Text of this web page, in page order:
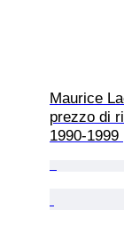
Maurice
prezzo di
1990-1999